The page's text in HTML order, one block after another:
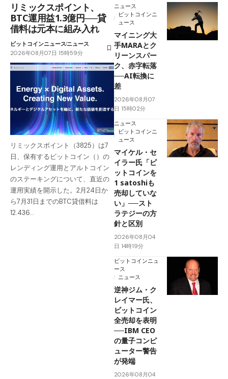
リミックスポイント、
BTC運用益1.3億円──貸
借料は元本に組み入れ
ビットコインニュースニュース
2026年08月07日 15時59分
リミックスポイント（3825）は7
日、保有するビットコイン（）の
レンディング運用とアルトコイン
のステーキングについて、直近の
運用実績を開示した。2月24日か
ら7月31日までのBTC貸借料は
12.436…
ニュース
ビットコインニ
ュース
マイニング大
手MARAとク
リーンスパー
ク、赤字転落
──AI転換に
差
2026年08月07
日 15時02分
ニュース
ビットコインニ
ュース
マイケル・セ
イラー氏「ビ
ットコインを
1 satoshiも
売却していな
い」──スト
ラテジーの方
針と区別
2026年08月04
日 14時19分
ビットコインニュ
ース
ニュース
逆神ジム・ク
レイマー氏、
ビットコイン
全売却を表明
──IBM CEO
の量子コンピ
ューター警告
が発端
2026年08月04